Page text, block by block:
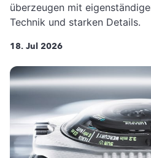
überzeugen mit
Technik und starken Details.
18. Jul 2026